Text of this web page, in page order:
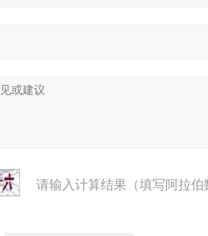
请输入计算结果（填写阿拉